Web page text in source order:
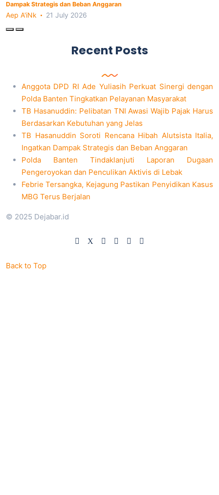
Dampak Strategis dan Beban Anggaran
Aep A'iNk 21 July 2026
Recent Posts
Anggota DPD RI Ade Yuliasih Perkuat Sinergi dengan
Polda Banten Tingkatkan Pelayanan Masyarakat
TB Hasanuddin: Pelibatan TNI Awasi Wajib Pajak Harus
Berdasarkan Kebutuhan yang Jelas
TB Hasanuddin Soroti Rencana Hibah Alutsista Italia,
Ingatkan Dampak Strategis dan Beban Anggaran
Polda Banten Tindaklanjuti Laporan Dugaan
Pengeroyokan dan Penculikan Aktivis di Lebak
Febrie Tersangka, Kejagung Pastikan Penyidikan Kasus
MBG Terus Berjalan
© 2025 Dejabar.id
Back to Top